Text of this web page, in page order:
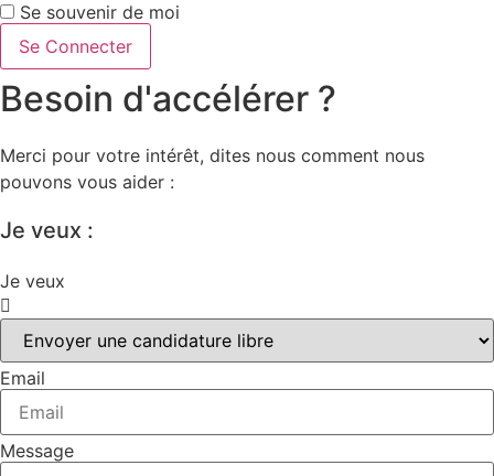
Se souvenir de moi
Se Connecter
Besoin d'accélérer ?
Merci pour votre intérêt, dites nous comment nous
pouvons vous aider :
Je veux :
Je veux
Email
Message